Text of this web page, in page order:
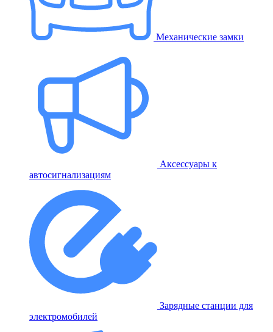
Механические замки
Аксессуары к
автосигнализациям
Зарядные станции для
электромобилей